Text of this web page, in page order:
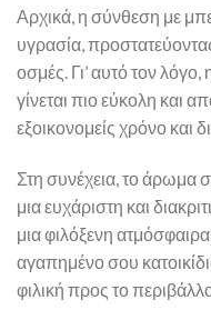
Αρχικά, η σύνθεση με
υγρασία,
οσμές. Γι’ αυτό τον
γίνεται πιο εύκολη και
εξοικονομείς χρόνο και
Στη συνέχεια, το άρωμα
μια ευχάριστη και
μια φιλόξενη
αγαπημένο σου
φιλική προς το